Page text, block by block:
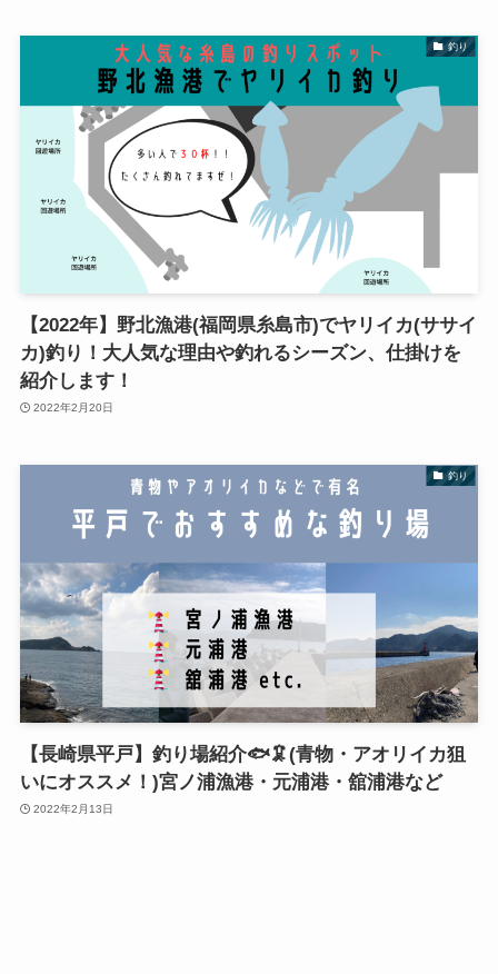
釣り
【2022年】野北漁港(福岡県糸島市)でヤリイカ(ササイ
カ)釣り！大人気な理由や釣れるシーズン、仕掛けを
紹介します！
2022年2月20日
釣り
【長崎県平戸】釣り場紹介🐟🦑(青物・アオリイカ狙
いにオススメ！)宮ノ浦漁港・元浦港・舘浦港など
2022年2月13日